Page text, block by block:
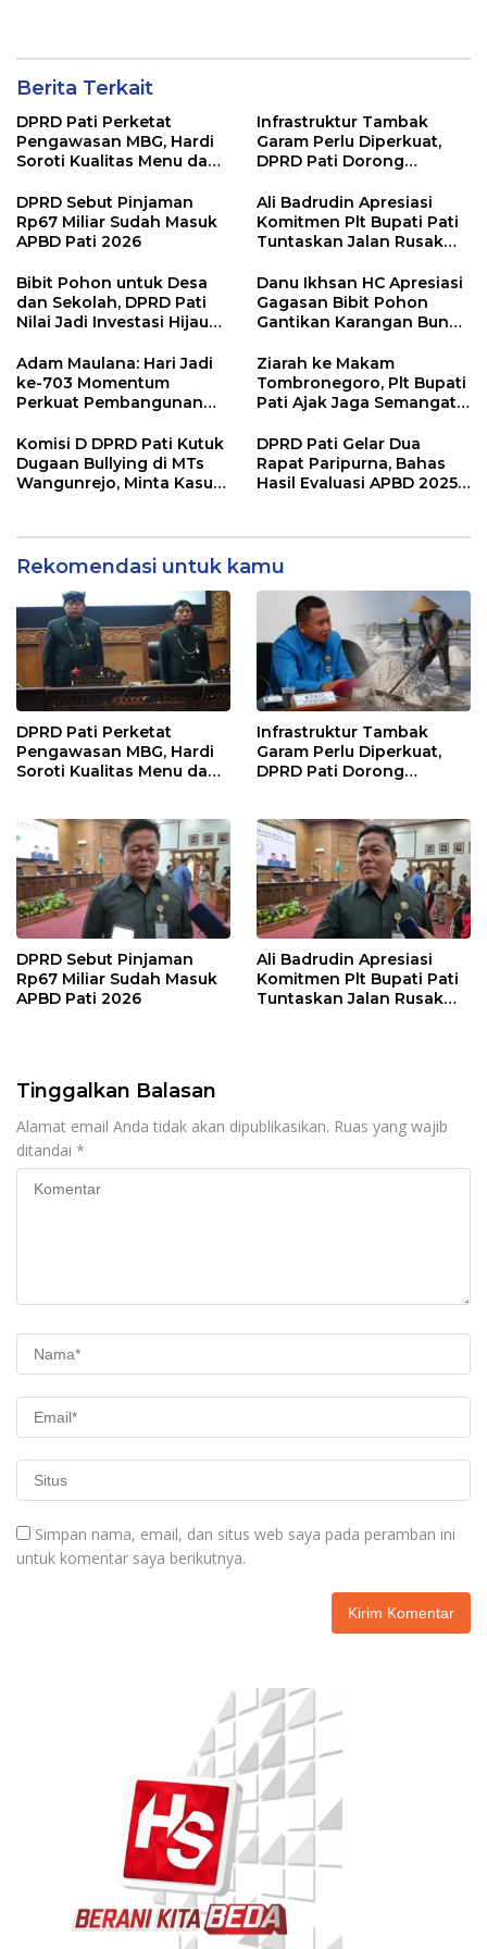
Berita Terkait
DPRD Pati Perketat
Pengawasan MBG, Hardi
Soroti Kualitas Menu dan
Infrastruktur Tambak
Garam Perlu Diperkuat,
DPRD Pati Dorong
Dukungan Lebih Serius
DPRD Sebut Pinjaman
Rp67 Miliar Sudah Masuk
APBD Pati 2026
Ali Badrudin Apresiasi
Komitmen Plt Bupati Pati
Tuntaskan Jalan Rusak
Bibit Pohon untuk Desa
dan Sekolah, DPRD Pati
Nilai Jadi Investasi Hijau
Danu Ikhsan HC Apresiasi
Gagasan Bibit Pohon
Gantikan Karangan Bunga
Adam Maulana: Hari Jadi
ke-703 Momentum
Perkuat Pembangunan
Masyarakat Pati
Ziarah ke Makam
Tombronegoro, Plt Bupati
Pati Ajak Jaga Semangat
Pelayanan Publik
Berkualitas
Komisi D DPRD Pati Kutuk
Dugaan Bullying di MTs
Wangunrejo, Minta Kasus
DPRD Pati Gelar Dua
Rapat Paripurna, Bahas
Hasil Evaluasi APBD 2025
Rekomendasi untuk kamu
DPRD Pati Perketat
Pengawasan MBG, Hardi
Soroti Kualitas Menu dan
Infrastruktur Tambak
Garam Perlu Diperkuat,
DPRD Pati Dorong
DPRD Sebut Pinjaman
Rp67 Miliar Sudah Masuk
APBD Pati 2026
Ali Badrudin Apresiasi
Komitmen Plt Bupati Pati
Tuntaskan Jalan Rusak
Tinggalkan Balasan
Alamat email Anda tidak akan dipublikasikan. Ruas yang wajib
ditandai *
Simpan nama, email, dan situs web saya pada peramban ini
untuk komentar saya berikutnya.